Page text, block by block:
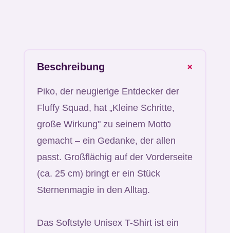
Beschreibung +
Piko, der neugierige Entdecker der
Fluffy Squad, hat „Kleine Schritte,
große Wirkung" zu seinem Motto
gemacht – ein Gedanke, der allen
passt. Großflächig auf der Vorderseite
(ca. 25 cm) bringt er ein Stück
Sternenmagie in den Alltag.
Das Softstyle Unisex T-Shirt ist ein